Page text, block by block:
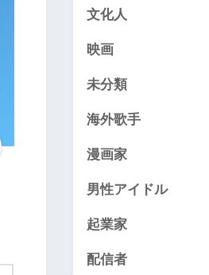
文化人
映画
未分類
海外歌手
漫画家
男性アイドル
起業家
配信者